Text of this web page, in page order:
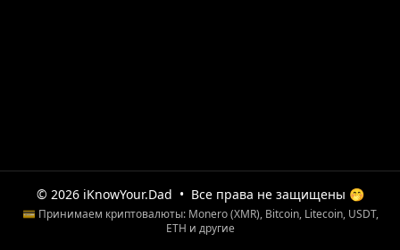
© 2026 iKnowYour.Dad • Все права не защищены 🤭
💳 Принимаем криптовалюты: Monero (XMR), Bitcoin, Litecoin, USDT,
ETH и другие